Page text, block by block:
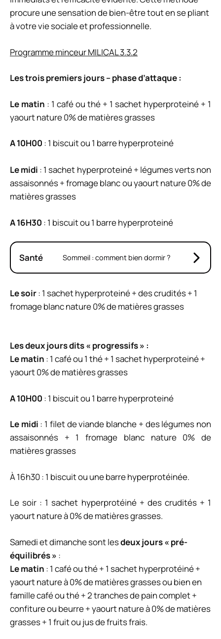
procure une sensation de bien-être tout en se pliant
à votre vie sociale et professionnelle.
Programme minceur MILICAL 3.3.2
Les trois premiers jours – phase d’attaque :
Le matin : 1 café ou thé + 1 sachet hyperproteiné + 1
yaourt nature 0% de matières grasses
A 10H00 : 1 biscuit ou 1 barre hyperproteiné
Le midi : 1 sachet hyperproteiné + légumes verts non
assaisonnés + fromage blanc ou yaourt nature 0% de
matières grasses
A 16H30 : 1 biscuit ou 1 barre hyperproteiné
Santé Sommeil : comment bien dormir ?
Le soir: 1 sachet hyperproteiné + des crudités + 1
fromage blanc nature 0% de matières grasses
Les deux jours dits « progressifs » :
Le matin : 1 café ou 1 thé + 1 sachet hyperproteiné +
yaourt 0% de matières grasses
A 10H00 : 1 biscuit ou 1 barre hyperproteiné
Le midi : 1 filet de viande blanche + des légumes non
assaisonnés + 1 fromage blanc nature 0% de
matières grasses
À 16h30 : 1 biscuit ou une barre hyperprotéinée.
Le soir : 1 sachet hyperprotéiné + des crudités + 1
yaourt nature à 0% de matières grasses.
Samedi et dimanche sont lesdeux jours « pré-
équilibrés » :
Le matin : 1 café ou thé + 1 sachet hyperprotéiné +
yaourt nature à 0% de matières grasses ou bien en
famille café ou thé + 2 tranches de pain complet +
confiture ou beurre + yaourt nature à 0% de matières
grasses + 1 fruit ou jus de fruits frais.